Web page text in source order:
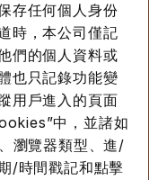
存任何個人身份
時，本公司僅記
們的個人資料或
也只記錄功能變
用戶進入的頁面
中，並諸如
瀏覽器類型、進/
/時間戳記和點擊